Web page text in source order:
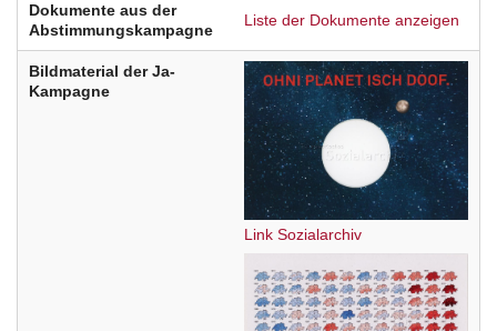
Dokumente aus der
Abstimmungskampagne
Liste der Dokumente anzeigen
Bildmaterial der Ja-
Kampagne
Link Sozialarchiv